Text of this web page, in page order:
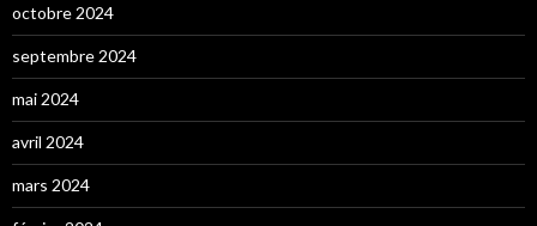
octobre 2024
septembre 2024
mai 2024
avril 2024
mars 2024